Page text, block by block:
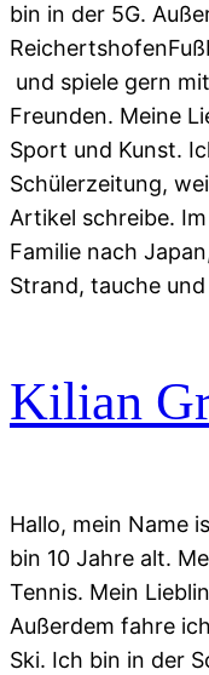
bin in der 5G.
und spiele gern mit
Freunden. Meine
Sport und Kunst.
Schülerzeitung,
Artikel schreibe.
Familie nach
Strand, tauche
Kilian
Hallo, mein Name
bin 10 Jahre alt.
Tennis. Mein
Außerdem fahre
Ski. Ich bin in der